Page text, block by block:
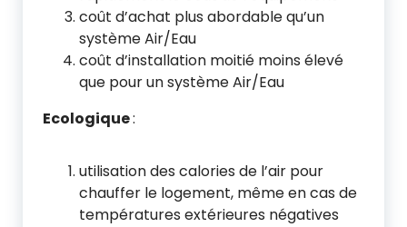
coût d’achat plus abordable qu’un
système Air/Eau
coût d’installation moitié moins élevé
que pour un système Air/Eau
Ecologique:
utilisation des calories de l’air pour
chauffer le logement, même en cas de
températures extérieures négatives